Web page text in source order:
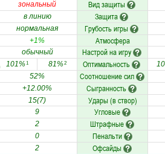
зональный
Вид защиты
в линию
Защита
нормальная
Грубость игры
+1%
Атмосфера
обычный
Настрой на игру
101%1 81%2 Оптимальность
52% Соотношение сил
+12.00%
Сыгранность
15(7)
Удары (в створ)
9
Угловые
2
Штрафные
0
Пенальти
2
Офсайды